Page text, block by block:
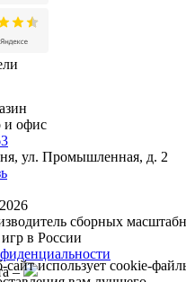
и офис
ул. Промышленная, д. 2
сборных
в России
–
использует cookie-